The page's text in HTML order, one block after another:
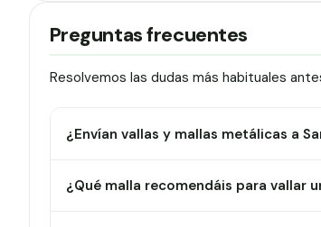
Preguntas frecuentes
Resolvemos las dudas más habituales
¿Envían vallas y mallas metálicas a
¿Qué malla recomendáis para vallar